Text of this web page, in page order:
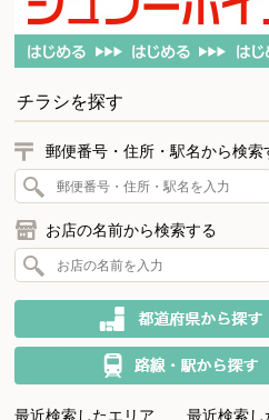
チラシを探す
郵便番号・住所・駅名から検索
お店の名前から検索する
最近検索したエリア 最近検索し